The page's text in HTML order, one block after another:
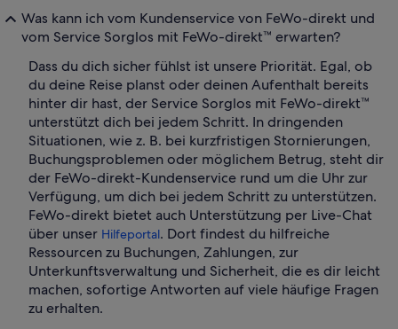
Was kann ich vom Kundenservice von FeWo-direkt und
vom Service Sorglos mit FeWo-direkt™ erwarten?
Dass du dich sicher fühlst ist unsere Priorität. Egal, ob
du deine Reise planst oder deinen Aufenthalt bereits
hinter dir hast, der Service Sorglos mit FeWo-direkt™
unterstützt dich bei jedem Schritt. In dringenden
Situationen, wie z. B. bei kurzfristigen Stornierungen,
Buchungsproblemen oder möglichem Betrug, steht dir
der FeWo-direkt-Kundenservice rund um die Uhr zur
Verfügung, um dich bei jedem Schritt zu unterstützen.
FeWo-direkt bietet auch Unterstützung per Live-Chat
über unser Hilfeportal. Dort findest du hilfreiche
Ressourcen zu Buchungen, Zahlungen, zur
Unterkunftsverwaltung und Sicherheit, die es dir leicht
machen, sofortige Antworten auf viele häufige Fragen
zu erhalten.